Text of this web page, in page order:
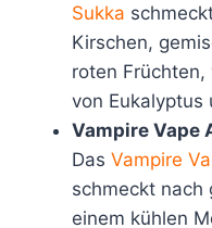
Sukka
Kirschen,
roten
von Eukalyptus
Vampire Vape
Das Vampire
schmeckt nach
einem kühlen